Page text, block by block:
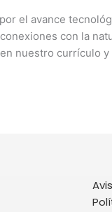
el avance
con la
nuestro currículo